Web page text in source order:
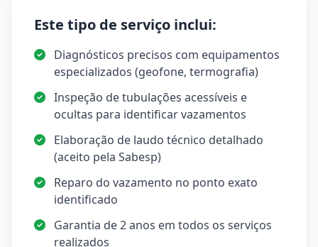
Este tipo de serviço inclui:
Diagnósticos precisos com equipamentos
especializados (geofone, termografia)
Inspeção de tubulações acessíveis e
ocultas para identificar vazamentos
Elaboração de laudo técnico detalhado
(aceito pela Sabesp)
Reparo do vazamento no ponto exato
identificado
Garantia de 2 anos em todos os serviços
realizados